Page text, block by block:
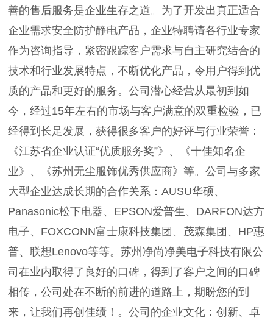
善的售后服务是企业生存之道。为了开发出真正适合
企业需求安全防护静电产品，企业特聘请各行业专家
作为咨询指导，紧密跟踪客户需求与自主研究结合的
技术和行业发展特点，不断优化产品，令用户得到优
质的产品和更好的服务。公司潜心经营从最初到如
今，经过15年左右的市场与客户满意的双重检验，已
经得到长足发展，获得很多客户的好评与行业荣誉：
《江苏省企业认证“优质服务奖”》、《十佳知名企
业》、《苏州无尘服饰优秀供应商》等。公司与多家
大型企业达成长期的合作关系：AUSU华硕、
Panasonic松下电器、EPSON爱普生、DARFON达方
电子、FOXCONN富士康科技集团、茂森集团、HP惠
普、联想Lenovo等等。苏州净尚净美电子科技有限公
司在业内取得了良好的口碑，得到了客户之间的口碑
相传，公司处在不断的前进的道路上，期盼您的到
来，让我们再创佳绩！。公司的企业文化：创新、卓